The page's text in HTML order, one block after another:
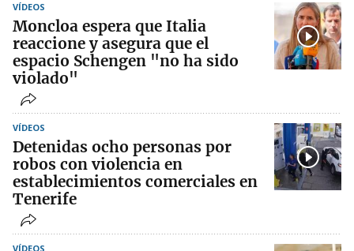
VÍDEOS
Moncloa espera que Italia
reaccione y asegura que el
espacio Schengen "no ha sido
violado"
VÍDEOS
Detenidas ocho personas por
robos con violencia en
establecimientos comerciales en
Tenerife
VÍDEOS